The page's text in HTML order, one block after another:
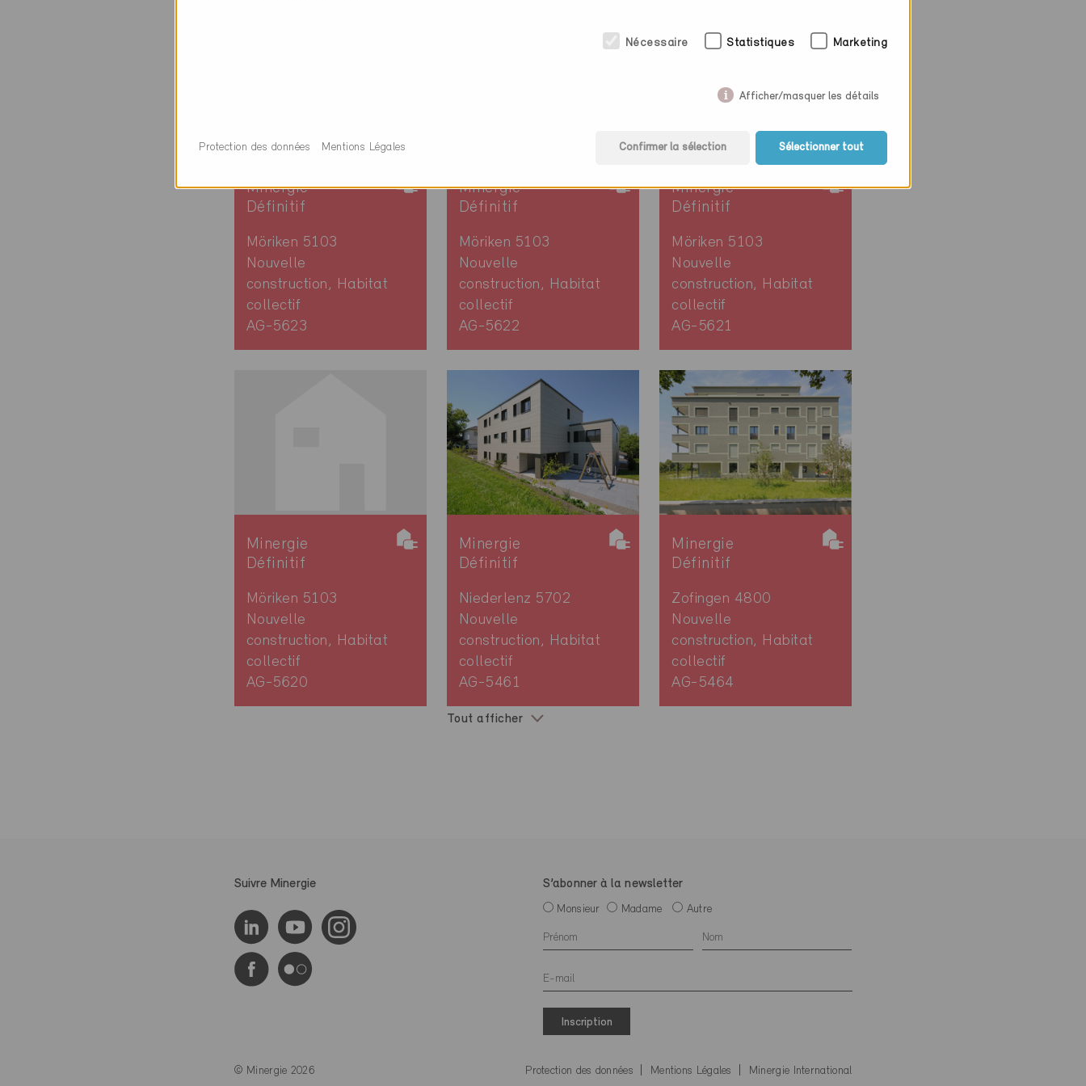
Minergie
Définitif
Möriken 5103
Nouvelle
construction, Habitat
collectif
AG-5623
Minergie
Définitif
Möriken 5103
Nouvelle
construction, Habitat
collectif
AG-5622
Minergie
Définitif
Möriken 5103
Nouvelle
construction, Habitat
collectif
AG-5621
Minergie
Définitif
Möriken 5103
Nouvelle
construction, Habitat
collectif
AG-5620
Minergie
Définitif
Niederlenz 5702
Nouvelle
construction, Habitat
collectif
AG-5461
Minergie
Définitif
Zofingen 4800
Nouvelle
construction, Habitat
collectif
AG-5464
Tout afficher
Suivre Minergie S’abonner à la newsletter
Monsieur Madame Autre
Inscription
© Minergie 2026 Protection des données Mentions Légales Minergie International
Nécessaire Statistiques Marketing
Afficher/masquer les détails
Confirmer la sélection Sélectionner tout
Protection des données Mentions Légales